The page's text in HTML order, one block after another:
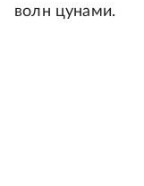
волн цунами.